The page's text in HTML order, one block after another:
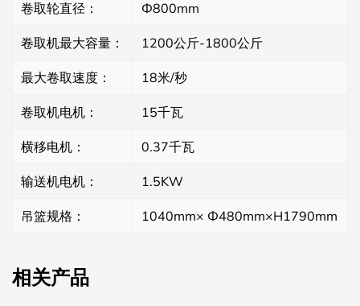
卷取轮直径： Ф800mm
卷取机最大容量： 1200公斤-1800公斤
最大卷取速度： 18米/秒
卷取机电机： 15千瓦
横移电机： 0.37千瓦
输送机电机： 1.5KW
吊篮规格： 1040mm× Ф480mm×H1790mm
相关产品